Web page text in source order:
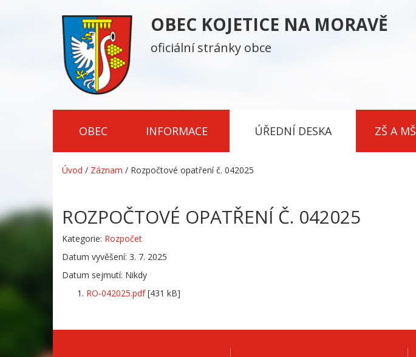
OBEC KOJETICE NA MORAVĚ
oficiální stránky obce
OBEC INFORMACE ÚŘEDNÍ DESKA ZŠ A MŠ
Úvod / Záznam / Rozpočtové opatření č. 042025
ROZPOČTOVÉ OPATŘENÍ Č. 042025
Kategorie: Rozpočet
Datum vyvěšení: 3. 7. 2025
Datum sejmutí: Nikdy
RO-042025.pdf[431 kB]